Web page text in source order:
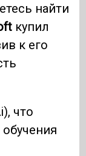
найти
купил
к его
что